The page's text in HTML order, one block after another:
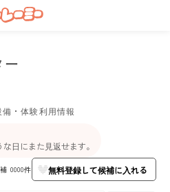
・体験利用情報
日にまた見返せます。
0000件 無料登録して候補に入れる